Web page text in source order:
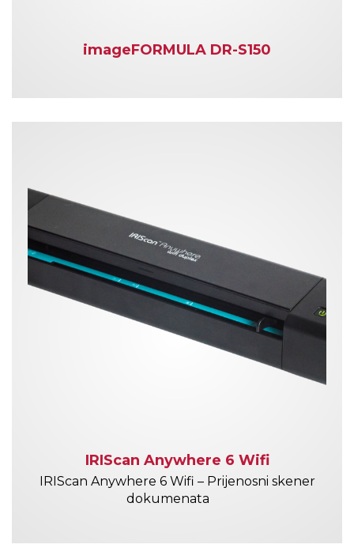
imageFORMULA DR-S150
IRIScan Anywhere 6 Wifi
IRIScan Anywhere 6 Wifi – Prijenosni skener
dokumenata